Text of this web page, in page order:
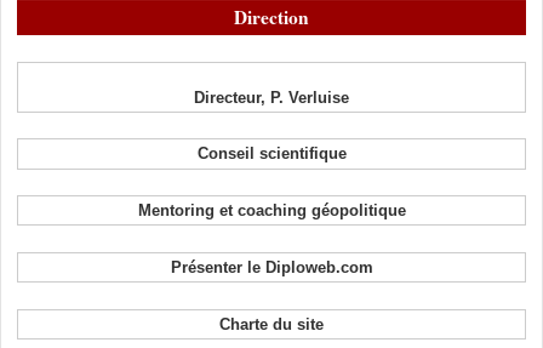
Direction
Directeur, P. Verluise
Conseil scientifique
Mentoring et coaching géopolitique
Présenter le Diploweb.com
Charte du site